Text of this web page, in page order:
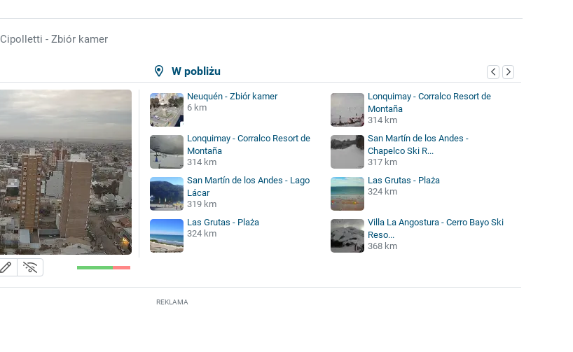
Cipolletti - Zbiór kamer
W pobliżu
Neuquén - Zbiór kamer
6 km
Lonquimay - Corralco Resort de
Montaña
314 km
Lonquimay - Corralco Resort de
Montaña
314 km
San Martín de los Andes -
Chapelco Ski R...
317 km
San Martín de los Andes - Lago
Lácar
319 km
Las Grutas - Plaża
324 km
Las Grutas - Plaża
324 km
Villa La Angostura - Cerro Bayo Ski
Reso...
368 km
REKLAMA